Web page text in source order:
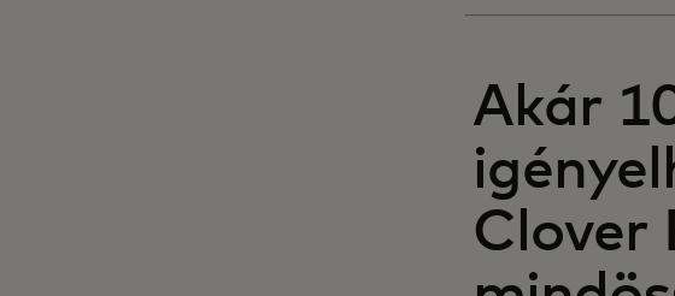
Akár
Clover